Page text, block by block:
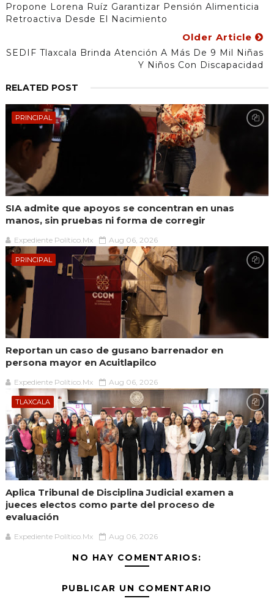
Propone Lorena Ruíz Garantizar Pensión Alimenticia
Retroactiva Desde El Nacimiento
Older Article
SEDIF Tlaxcala Brinda Atención A Más De 9 Mil Niñas
Y Niños Con Discapacidad
RELATED POST
PRINCIPAL
SIA admite que apoyos se concentran en unas
manos, sin pruebas ni forma de corregir
Expediente Político.Mx Aug 06, 2026
PRINCIPAL
Reportan un caso de gusano barrenador en
persona mayor en Acuitlapilco
Expediente Político.Mx Aug 06, 2026
TLAXCALA
Aplica Tribunal de Disciplina Judicial examen a
jueces electos como parte del proceso de
evaluación
Expediente Político.Mx Aug 06, 2026
NO HAY COMENTARIOS:
PUBLICAR UN COMENTARIO